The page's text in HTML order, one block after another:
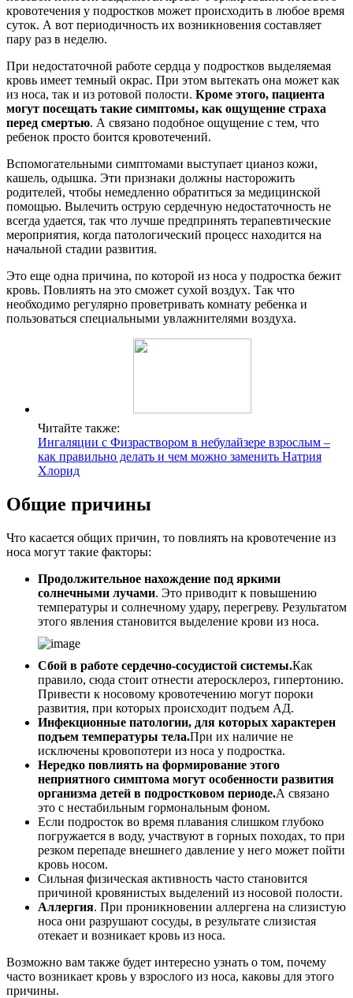
кровотечения у подростков может происходить в любое время
суток. А вот периодичность их возникновения составляет
пару раз в неделю.
При недостаточной работе сердца у подростков выделяемая
кровь имеет темный окрас. При этом вытекать она может как
из носа, так и из ротовой полости. Кроме этого, пациента
могут посещать такие симптомы, как ощущение страха
перед смертью. А связано подобное ощущение с тем, что
ребенок просто боится кровотечений.
Вспомогательными симптомами выступает цианоз кожи,
кашель, одышка. Эти признаки должны насторожить
родителей, чтобы немедленно обратиться за медицинской
помощью. Вылечить острую сердечную недостаточность не
всегда удается, так что лучше предпринять терапевтические
мероприятия, когда патологический процесс находится на
начальной стадии развития.
Это еще одна причина, по которой из носа у подростка бежит
кровь. Повлиять на это сможет сухой воздух. Так что
необходимо регулярно проветривать комнату ребенка и
пользоваться специальными увлажнителями воздуха.
Читайте также:
Ингаляции с Физраствором в небулайзере взрослым –
как правильно делать и чем можно заменить Натрия
Хлорид
Общие причины
Что касается общих причин, то повлиять на кровотечение из
носа могут такие факторы:
Продолжительное нахождение под яркими
солнечными лучами. Это приводит к повышению
температуры и солнечному удару, перегреву. Результатом
этого явления становится выделение крови из носа.
Сбой в работе сердечно-сосудистой системы.Как
правило, сюда стоит отнести атеросклероз, гипертонию.
Привести к носовому кровотечению могут пороки
развития, при которых происходит подъем АД.
Инфекционные патологии, для которых характерен
подъем температуры тела.При их наличие не
исключены кровопотери из носа у подростка.
Нередко повлиять на формирование этого
неприятного симптома могут особенности развития
организма детей в подростковом периоде.А связано
это с нестабильным гормональным фоном.
Если подросток во время плавания слишком глубоко
погружается в воду, участвуют в горных походах, то при
резком перепаде внешнего давление у него может пойти
кровь носом.
Сильная физическая активность часто становится
причиной кровянистых выделений из носовой полости.
Аллергия. При проникновении аллергена на слизистую
носа они разрушают сосуды, в результате слизистая
отекает и возникает кровь из носа.
Возможно вам также будет интересно узнать о том, почему
часто возникает кровь у взрослого из носа, каковы для этого
причины.